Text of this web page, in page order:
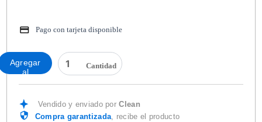
Pago con tarjeta disponible
TOALLAS
SHOP
cantidad
Agregar
al
Vendido y enviado porClean
Compra garantizada, recibe el producto